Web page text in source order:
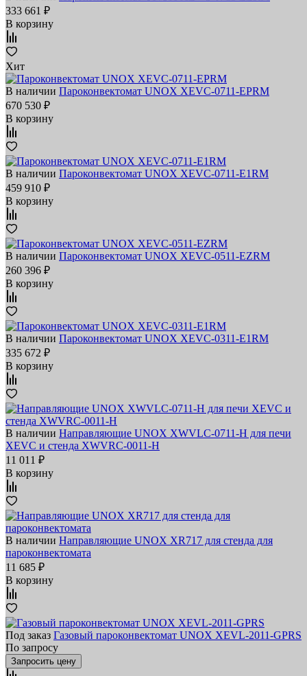
333 661 ₽
В корзину
Хит
В наличии Пароконвектомат UNOX XEVC-0711-EPRM
670 530 ₽
В корзину
В наличии Пароконвектомат UNOX XEVC-0711-E1RM
459 910 ₽
В корзину
В наличии Пароконвектомат UNOX XEVC-0511-EZRM
260 396 ₽
В корзину
В наличии Пароконвектомат UNOX XEVC-0311-E1RM
335 672 ₽
В корзину
В наличии Направляющие UNOX XWVLC-0711-H для печи
XEVC и стенда XWVRC-0011-H
11 011 ₽
В корзину
В наличии Направляющие UNOX XR717 для стенда для
пароконвектомата
11 685 ₽
В корзину
Под заказ Газовый пароконвектомат UNOX XEVL-2011-GPRS
По запросу
Запросить цену